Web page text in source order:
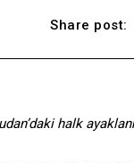
Share post:
halk